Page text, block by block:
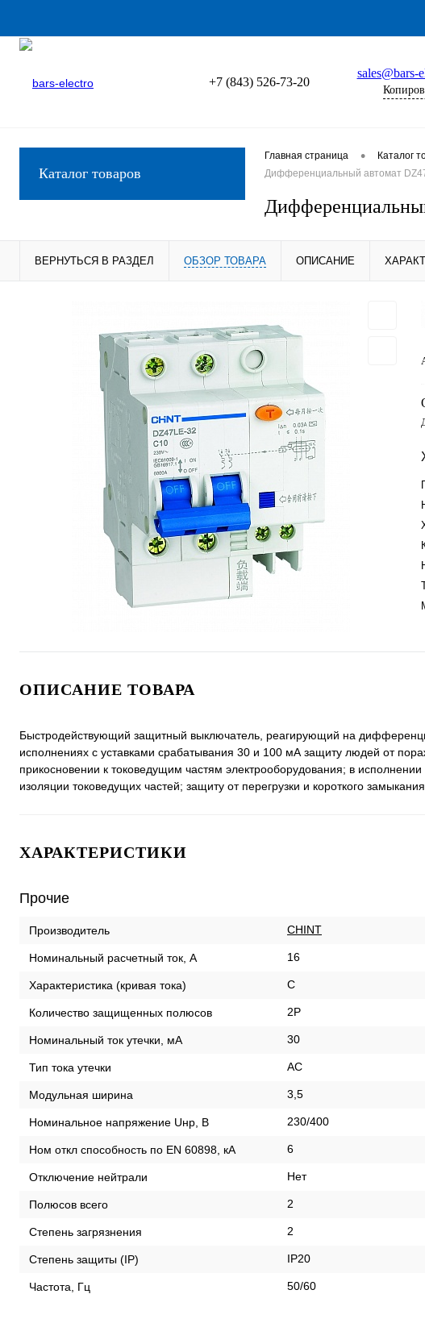
+7 (843) 526-73-20
sales@bars-
Каталог товаров
Главная страница • Каталог
Дифференциальный автомат
ВЕРНУТЬСЯ В РАЗДЕЛ ОБЗОР ТОВАРА ОПИСАНИЕ
ОПИСАНИЕ ТОВАРА
Быстродействующий защитный выключатель, реагирующий на
исполнениях с уставками срабатывания 30 и 100 мА защиту людей от
прикосновении к токоведущим частям электрооборудования; в
изоляции токоведущих частей; защиту от перегрузки и короткого замыкания.
ХАРАКТЕРИСТИКИ
Прочие
Производитель CHINT
Номинальный расчетный ток, А 16
Характеристика (кривая тока) C
Количество защищенных полюсов 2P
Номинальный ток утечки, мА 30
Тип тока утечки AC
Модульная ширина 3,5
Номинальное напряжение Uнр, В 230/400
Ном откл способность по EN 60898, кА 6
Отключение нейтрали Нет
Полюсов всего 2
Степень загрязнения 2
Степень защиты (IP) IP20
Частота, Гц 50/60